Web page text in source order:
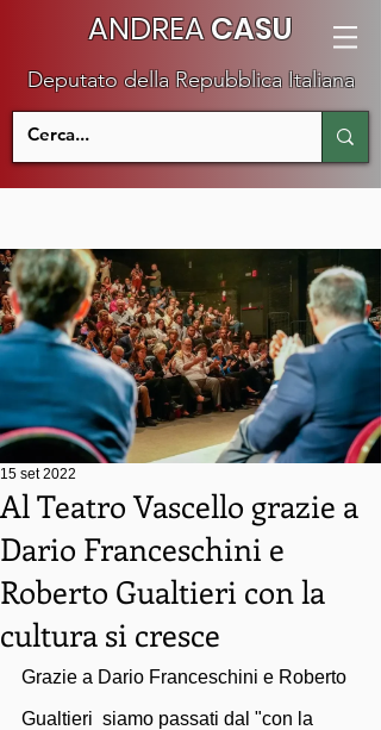
ANDREACASU
Deputato della Repubblica Italiana
Al Teatro Vascello grazie a
Dario Franceschini e
Roberto Gualtieri con la
cultura si cresce
15 set 2022
Grazie a Dario Franceschini e Roberto
Gualtieri  siamo passati dal "con la